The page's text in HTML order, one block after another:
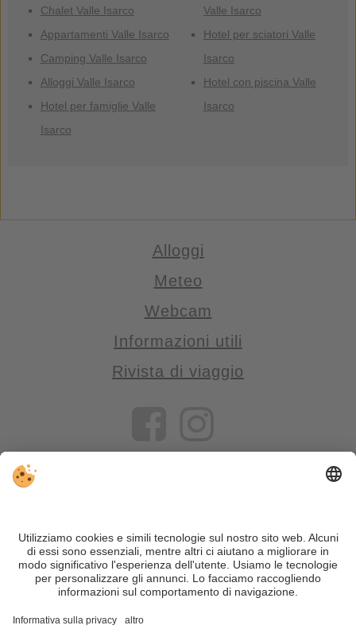
Chalet Valle Isarco
Appartamenti Valle Isarco
Camping Valle Isarco
Alloggi Valle Isarco
Hotel per famiglie Valle
Isarco
Valle Isarco
Hotel per sciatori Valle
Isarco
Hotel con piscina Valle
Isarco
Alloggi
Meteo
Webcam
Informazioni utili
Rivista di viaggio
VIVOSüdtirol è il portale di viaggio per chi desidera vivere il
Trentino Alto Adige davvero – con consigli autentici, alloggi e
offerte su misura.
Nonostante il lavoro accurato e il costante aggiornamento dei